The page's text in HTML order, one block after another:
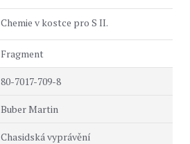
Chemie v kostce pro S II.
Fragment
80-7017-709-8
Buber Martin
Chasidská vyprávění